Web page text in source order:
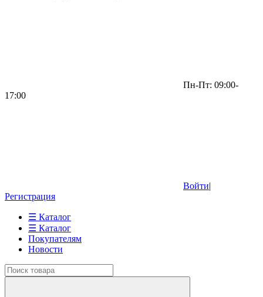
Пн-Пт: 09:00-
17:00
Войти|
Регистрация
☰ Каталог
☰ Каталог
Покупателям
Новости